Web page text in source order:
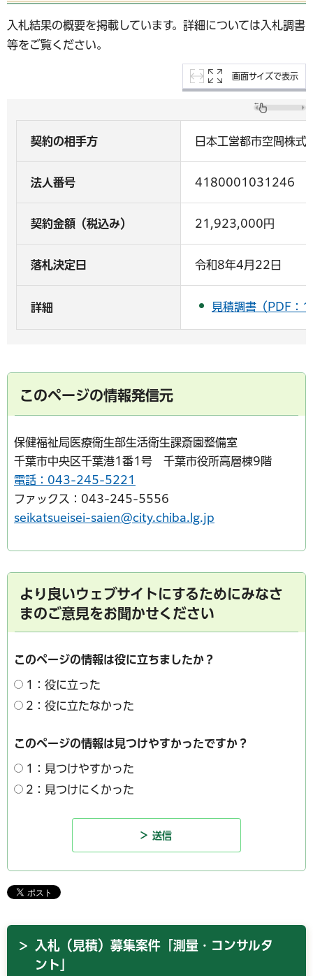
入札結果の概要を掲載しています。詳細については入札調書
等をご覧ください。
画面サイズで表示
契約の相手方 日本工営都市空間株式
法人番号 4180001031246
契約金額（税込み） 21,923,000円
落札決定日 令和8年4月22日
詳細 見積調書（PDF：
このページの情報発信元
保健福祉局医療衛生部生活衛生課斎園整備室
千葉市中央区千葉港1番1号 千葉市役所高層棟9階
電話：043-245-5221
ファックス：043-245-5556
seikatsueisei-saien@city.chiba.lg.jp
より良いウェブサイトにするためにみなさ
まのご意見をお聞かせください
このページの情報は役に立ちましたか？
1：役に立った
2：役に立たなかった
このページの情報は見つけやすかったですか？
1：見つけやすかった
2：見つけにくかった
入札（見積）募集案件「測量・コンサルタ
ント」